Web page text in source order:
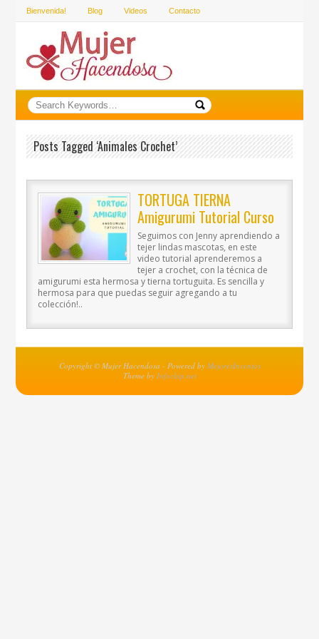
Bienvenida! Blog Videos Contacto
Posts Tagged ‘animales Crochet’
TORTUGA TIERNA
Amigurumi Tutorial Curso
Seguimos con Jenny aprendiendo a
tejer lindas mascotas, en este
video tutorial aprenderemos a
tejer a crochet, con la técnica de
amigurumi esta hermosa y tierna tortuguita. Es sencilla y
hermosa para que puedas seguir agregando a tu
colección!..
Copyright © Mujer Hacendosa - Powered by MejoresInventos
Theme by Infochip.net